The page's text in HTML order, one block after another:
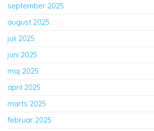
september 2025
august 2025
juli 2025
juni 2025
maj 2025
april 2025
marts 2025
februar 2025